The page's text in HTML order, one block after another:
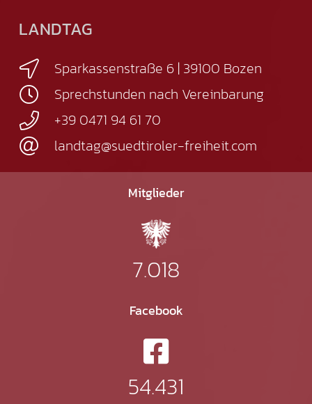
LANDTAG
Sparkassenstraße 6 | 39100 Bozen
Sprechstunden nach Vereinbarung
+39 0471 94 61 70
landtag@suedtiroler-freiheit.com
Mitglieder
7.018
Facebook
54.431